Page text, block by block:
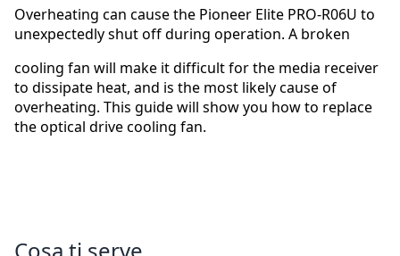
Overheating can cause the Pioneer Elite PRO-R06U to
unexpectedly shut off during operation. A broken
cooling fan will make it difficult for the media receiver
to dissipate heat, and is the most likely cause of
overheating. This guide will show you how to replace
the optical drive cooling fan.